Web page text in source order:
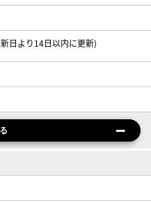
日より14日以内に更新)